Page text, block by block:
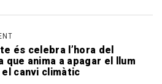
és celebra l’hora del
que anima a apagar el llum
canvi climàtic